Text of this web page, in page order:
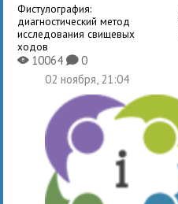
Фистулография:
диагностический метод
исследования свищевых
ходов
X10064K0
02 ноября, 21:04